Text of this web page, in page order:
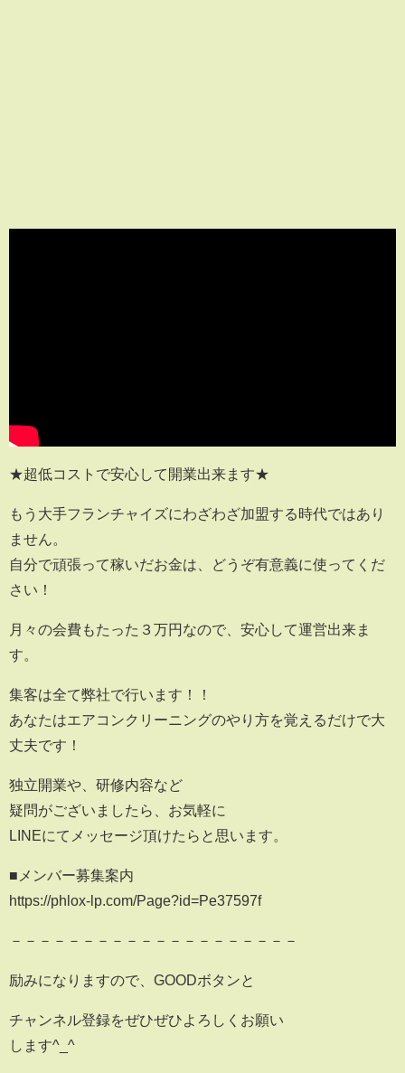
★超低コストで安心して開業出来ます★
もう大手フランチャイズにわざわざ加盟する時代ではあり
ません。
自分で頑張って稼いだお金は、どうぞ有意義に使ってくだ
さい！
月々の会費もたった３万円なので、安心して運営出来ま
す。
集客は全て弊社で行います！！
あなたはエアコンクリーニングのやり方を覚えるだけで大
丈夫です！
独立開業や、研修内容など
疑問がございましたら、お気軽に
LINEにてメッセージ頂けたらと思います。
■メンバー募集案内
https://phlox-lp.com/Page?id=Pe37597f
－－－－－－－－－－－－－－－－－－－－
励みになりますので、GOODボタンと
チャンネル登録をぜひぜひよろしくお願い
します^_^